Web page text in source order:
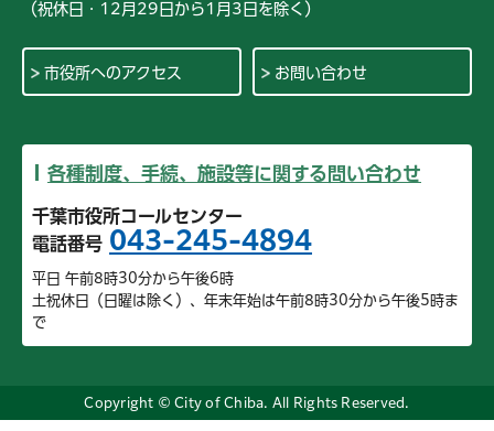
（祝休日・12月29日から1月3日を除く）
市役所へのアクセス お問い合わせ
各種制度、手続、施設等に関する問い合わせ
千葉市役所コールセンター
電話番号 043-245-4894
平日 午前8時30分から午後6時
土祝休日（日曜は除く）、年末年始は午前8時30分から午後5時ま
で
Copyright © City of Chiba. All Rights Reserved.